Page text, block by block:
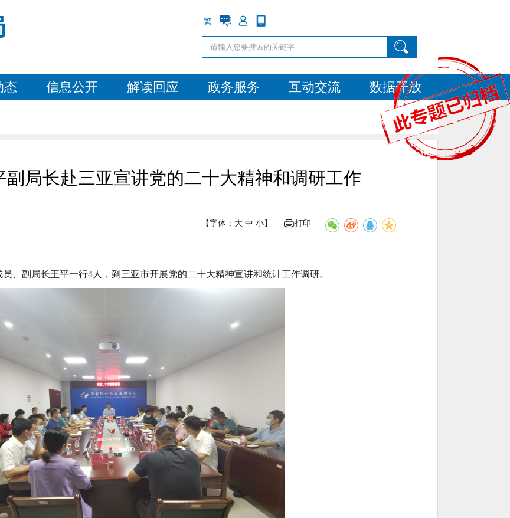
繁
态 信息公开 解读回应 政务服务 互动交流 数据开放
副局长赴三亚宣讲党的二十大精神和调研工作
【字体： 大 中 小】 打印
、 副局长王平一行4人，到 三亚市开展党的二十大精神宣讲和统计工作调研。